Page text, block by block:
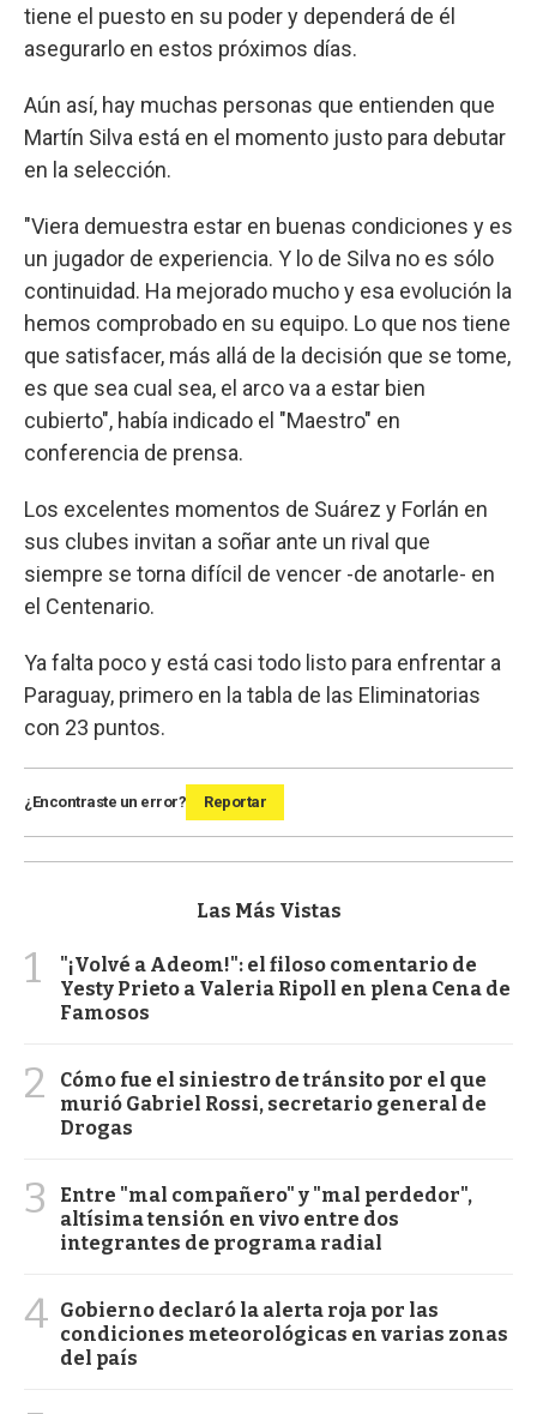
tiene el puesto en su poder y dependerá de él
asegurarlo en estos próximos días.
Aún así, hay muchas personas que entienden que
Martín Silva está en el momento justo para debutar
en la selección.
"Viera demuestra estar en buenas condiciones y es
un jugador de experiencia. Y lo de Silva no es sólo
continuidad. Ha mejorado mucho y esa evolución la
hemos comprobado en su equipo. Lo que nos tiene
que satisfacer, más allá de la decisión que se tome,
es que sea cual sea, el arco va a estar bien
cubierto", había indicado el "Maestro" en
conferencia de prensa.
Los excelentes momentos de Suárez y Forlán en
sus clubes invitan a soñar ante un rival que
siempre se torna difícil de vencer -de anotarle- en
el Centenario.
Ya falta poco y está casi todo listo para enfrentar a
Paraguay, primero en la tabla de las Eliminatorias
con 23 puntos.
¿Encontraste un error? Reportar
Las Más Vistas
1
"¡Volvé a Adeom!": el filoso comentario de
Yesty Prieto a Valeria Ripoll en plena Cena de
Famosos
2
Cómo fue el siniestro de tránsito por el que
murió Gabriel Rossi, secretario general de
Drogas
3
Entre "mal compañero" y "mal perdedor",
altísima tensión en vivo entre dos
integrantes de programa radial
4 Gobierno declaró la alerta roja por las
condiciones meteorológicas en varias zonas
del país